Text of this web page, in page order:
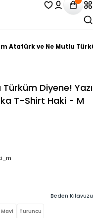
Atatürk ve Ne Mutlu
Diyene! Yazı
T-Shirt Haki - M
Mavi Turuncu
Beden Kılavuzu